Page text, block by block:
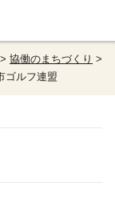
> 協働のまちづくり >
ゴルフ連盟